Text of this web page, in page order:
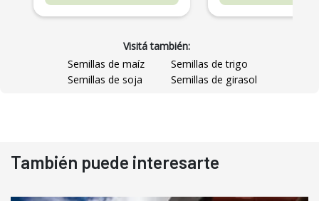
Visitá también:
Semillas de maíz
Semillas de trigo
Semillas de soja
Semillas de girasol
También puede interesarte